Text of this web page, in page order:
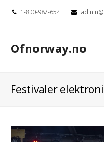
1-800-987-654
Ofnorway.no
Festivaler